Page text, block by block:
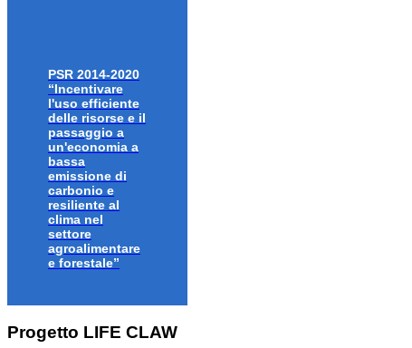
PSR 2014-2020
“Incentivare
l'uso efficiente
delle risorse e il
passaggio a
un'economia a
bassa
emissione di
carbonio e
resiliente al
clima nel
settore
agroalimentare
e forestale”
Progetto LIFE CLAW